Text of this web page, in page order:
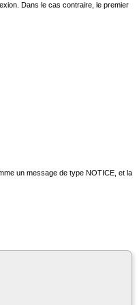
Dans le cas contraire, le premier
un message de type NOTICE, et la